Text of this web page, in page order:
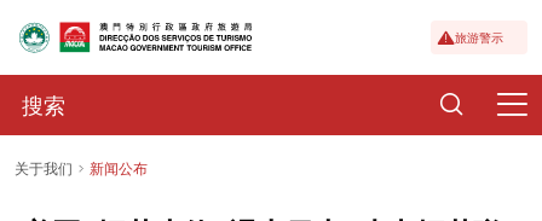
旅游警示
关于我们 新闻公布